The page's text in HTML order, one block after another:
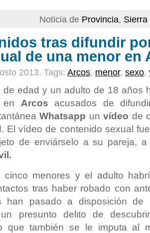
Noticia de Provincia, Sierra
tras difundir
de una menor en
2013. Tags: Arcos, menor, sexo,
de edad y un adulto de 18 años
en Arcos acusados de
Whatsapp un vídeo de
El vídeo de contenido sexual
de enviárselo a su pareja, a
cinco menores y el adulto
tras haber robado con
han pasado a disposición de
presunto delito de
que también se le imputa al